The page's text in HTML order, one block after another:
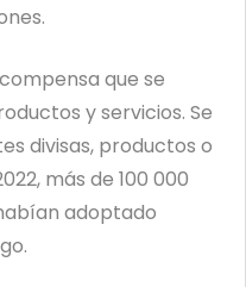
que se
y servicios. Se
divisas, productos o
más de 100 000
adoptado